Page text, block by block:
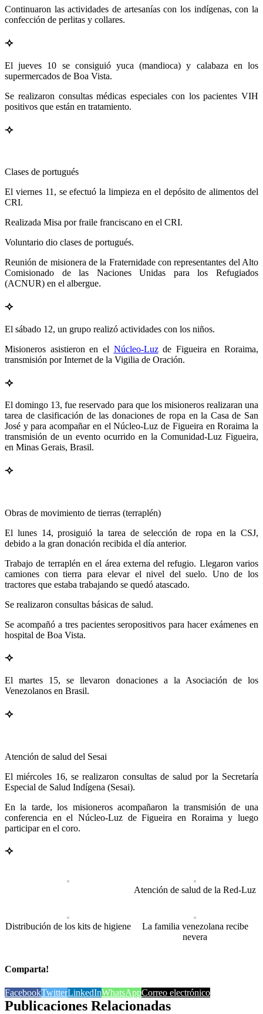
Continuaron las actividades de artesanías con los indígenas, con la
confección de perlitas y collares.
⟢
El jueves 10 se consiguió yuca (mandioca) y calabaza en los
supermercados de Boa Vista.
Se realizaron consultas médicas especiales con los pacientes VIH
positivos que están en tratamiento.
⟢
Clases de portugués
El viernes 11, se efectuó la limpieza en el depósito de alimentos del
CRI.
Realizada Misa por fraile franciscano en el CRI.
Voluntario dio clases de portugués.
Reunión de misionera de la Fraternidade con representantes del Alto
Comisionado de las Naciones Unidas para los Refugiados
(ACNUR) en el albergue.
⟢
El sábado 12, un grupo realizó actividades con los niños.
Misioneros asistieron en el Núcleo-Luzde Figueira en Roraima,
transmisión por Internet de la Vigilia de Oración.
⟢
El domingo 13, fue reservado para que los misioneros realizaran una
tarea de clasificación de las donaciones de ropa en la Casa de San
José y para acompañar en el Núcleo-Luz de Figueira en Roraima la
transmisión de un evento ocurrido en la Comunidad-Luz Figueira,
en Minas Gerais, Brasil.
⟢
Obras de movimiento de tierras (terraplén)
El lunes 14, prosiguió la tarea de selección de ropa en la CSJ,
debido a la gran donación recibida el día anterior.
Trabajo de terraplén en el área externa del refugio. Llegaron varios
camiones con tierra para elevar el nivel del suelo. Uno de los
tractores que estaba trabajando se quedó atascado.
Se realizaron consultas básicas de salud.
Se acompañó a tres pacientes seropositivos para hacer exámenes en
hospital de Boa Vista.
⟢
El martes 15, se llevaron donaciones a la Asociación de los
Venezolanos en Brasil.
⟢
Atención de salud del Sesai
El miércoles 16, se realizaron consultas de salud por la Secretaría
Especial de Salud Indígena (Sesai).
En la tarde, los misioneros acompañaron la transmisión de una
conferencia en el Núcleo-Luz de Figueira en Roraima y luego
participar en el coro.
⟢
Atención de salud de la Red-Luz
Distribución de los kits de higiene
La familia venezolana recibe
nevera
Comparta!
FacebookTwitterLinkedInWhatsAppCorreo electrónico
Publicaciones Relacionadas